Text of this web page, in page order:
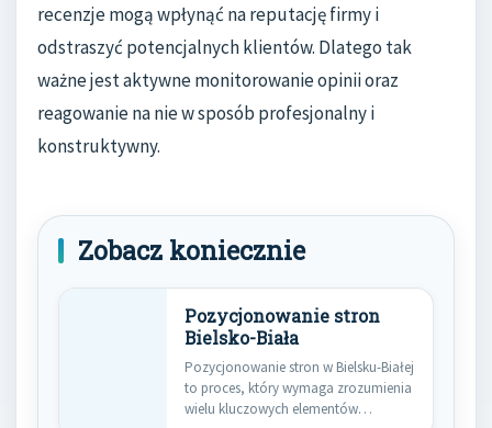
recenzje mogą wpłynąć na reputację firmy i
odstraszyć potencjalnych klientów. Dlatego tak
ważne jest aktywne monitorowanie opinii oraz
reagowanie na nie w sposób profesjonalny i
konstruktywny.
Zobacz koniecznie
Pozycjonowanie stron
Bielsko-Biała
Pozycjonowanie stron w Bielsku-Białej
to proces, który wymaga zrozumienia
wielu kluczowych elementów